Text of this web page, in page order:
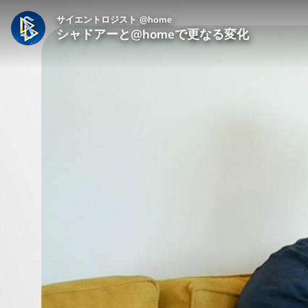
サイエントロジスト @home
シャドアーと@homeで更なる変化